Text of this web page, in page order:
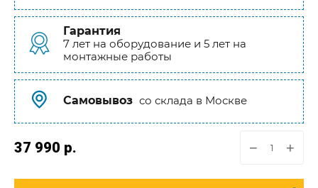
Гарантия
7 лет на оборудование и 5 лет на
монтажные работы
Самовывоз со склада в Москве
37 990 р. − +